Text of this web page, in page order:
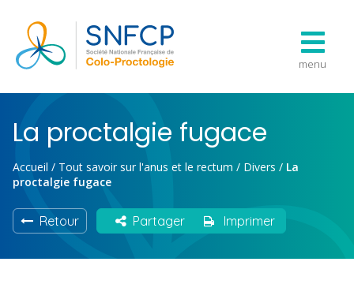
menu
La proctalgie fugace
Accueil / Tout savoir sur l'anus et le rectum / Divers / La
proctalgie fugace
Retour Partager Imprimer